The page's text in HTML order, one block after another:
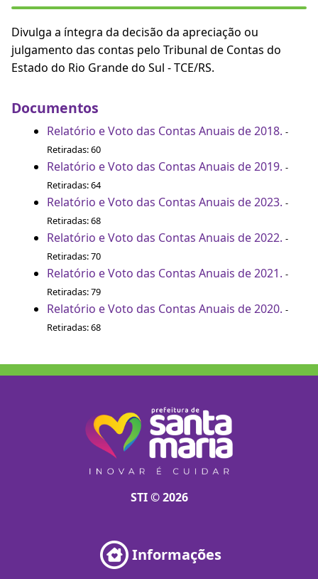
Divulga a íntegra da decisão da apreciação ou
julgamento das contas pelo Tribunal de Contas do
Estado do Rio Grande do Sul - TCE/RS.
Documentos
Relatório e Voto das Contas Anuais de 2018. -
Retiradas: 60
Relatório e Voto das Contas Anuais de 2019. -
Retiradas: 64
Relatório e Voto das Contas Anuais de 2023. -
Retiradas: 68
Relatório e Voto das Contas Anuais de 2022. -
Retiradas: 70
Relatório e Voto das Contas Anuais de 2021. -
Retiradas: 79
Relatório e Voto das Contas Anuais de 2020. -
Retiradas: 68
STI © 2026
Informações